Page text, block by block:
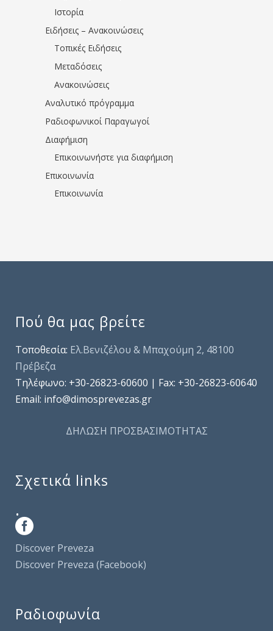
Ιστορία
Ειδήσεις – Ανακοινώσεις
Τοπικές Ειδήσεις
Μεταδόσεις
Ανακοινώσεις
Αναλυτικό πρόγραμμα
Ραδιοφωνικοί Παραγωγοί
Διαφήμιση
Επικοινωνήστε για διαφήμιση
Επικοινωνία
Επικοινωνία
Πού θα μας βρείτε
Τοποθεσία: Ελ.Βενιζέλου & Μπαχούμη 2, 48100
Πρέβεζα
Τηλέφωνo: +30-26823-60600 | Fax: +30-26823-60640
Email: info@dimosprevezas.gr
ΔΗΛΩΣΗ ΠΡΟΣΒΑΣΙΜΟΤΗΤΑΣ
Σχετικά links
.
Discover Preveza
Discover Preveza (Facebook)
Ραδιοφωνία